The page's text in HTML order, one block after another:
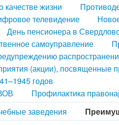
качестве жизни
телевидение
День пенсионера в
самоуправление
(акции), посвященные
годов
Профилактика
заведения